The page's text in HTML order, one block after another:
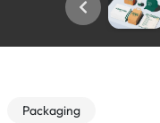
Packaging